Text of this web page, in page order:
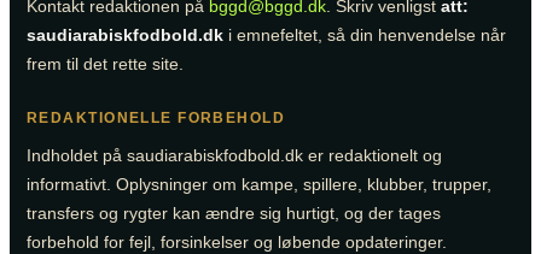
Kontakt redaktionen på bggd@bggd.dk. Skriv venligst att:
saudiarabiskfodbold.dk i emnefeltet, så din henvendelse når
frem til det rette site.
REDAKTIONELLE FORBEHOLD
Indholdet på saudiarabiskfodbold.dk er redaktionelt og
informativt. Oplysninger om kampe, spillere, klubber, trupper,
transfers og rygter kan ændre sig hurtigt, og der tages
forbehold for fejl, forsinkelser og løbende opdateringer.